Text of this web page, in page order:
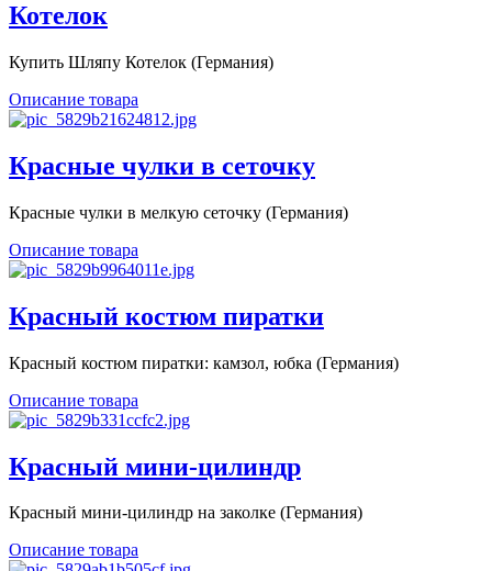
Котелок
Купить Шляпу Котелок (Германия)
Описание товара
Красные чулки в сеточку
Красные чулки в мелкую сеточку (Германия)
Описание товара
Красный костюм пиратки
Красный костюм пиратки: камзол, юбка (Германия)
Описание товара
Красный мини-цилиндр
Красный мини-цилиндр на заколке (Германия)
Описание товара